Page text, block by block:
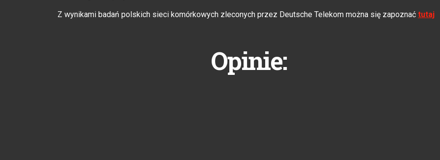
Z wynikami badań polskich sieci komórkowych zleconych przez Deutsche Telekom można się zapoznać tutaj
Opinie: